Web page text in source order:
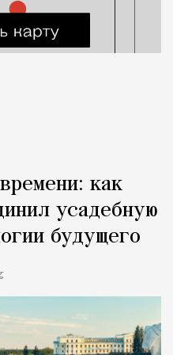
как
усадебную
будущего